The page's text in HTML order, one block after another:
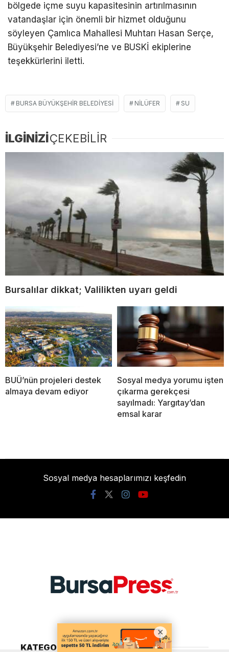
bölgede içme suyu kapasitesinin artırılmasının
vatandaşlar için önemli bir hizmet olduğunu
söyleyen Çamlıca Mahallesi Muhtarı Hasan Serçe,
Büyükşehir Belediyesi’ne ve BUSKİ ekiplerine
teşekkürlerini iletti.
BURSA BÜYÜKŞEHIR BELEDIYESI NILÜFER SU
İLGİNİZİÇEKEBİLİR
Bursalılar dikkat; Valilikten uyarı geldi
BUÜ’nün projeleri destek
almaya devam ediyor
Sosyal medya yorumu işten
çıkarma gerekçesi
sayılmadı: Yargıtay’dan
emsal karar
Sosyal medya hesaplarımızı keşfedin
KATEGORİLER